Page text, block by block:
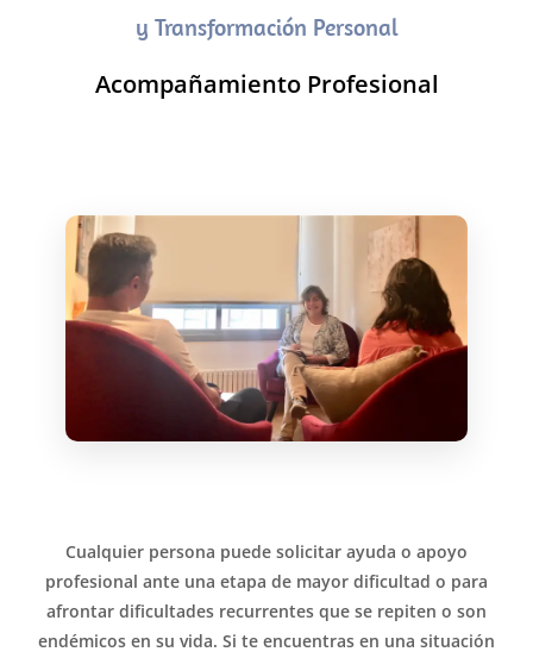
y Transformación Personal
Acompañamiento Profesional
Cualquier persona puede solicitar ayuda o apoyo
profesional ante una etapa de mayor dificultad o para
afrontar dificultades recurrentes que se repiten o son
endémicos en su vida. Si te encuentras en una situación